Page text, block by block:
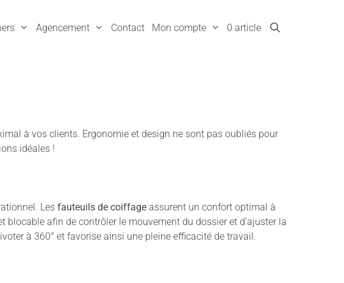
Agencement Contact Mon compte 0 article
à vos clients. Ergonomie et design ne sont pas oubliés pour
idéales !
Les fauteuils de coiffage assurent un confort optimal à
blocable afin de contrôler le mouvement du dossier et d’ajuster la
à 360° et favorise ainsi une pleine efficacité de travail.